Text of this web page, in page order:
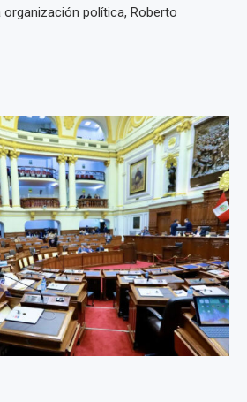
organización política, Roberto